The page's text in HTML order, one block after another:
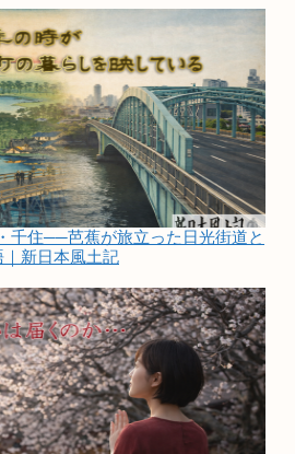
千住──芭蕉が旅立った日光街道と
新日本風土記